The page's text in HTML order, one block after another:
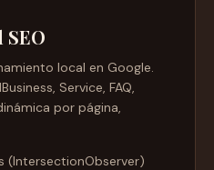
local en Google.
Service, FAQ,
por página,
(IntersectionObserver)